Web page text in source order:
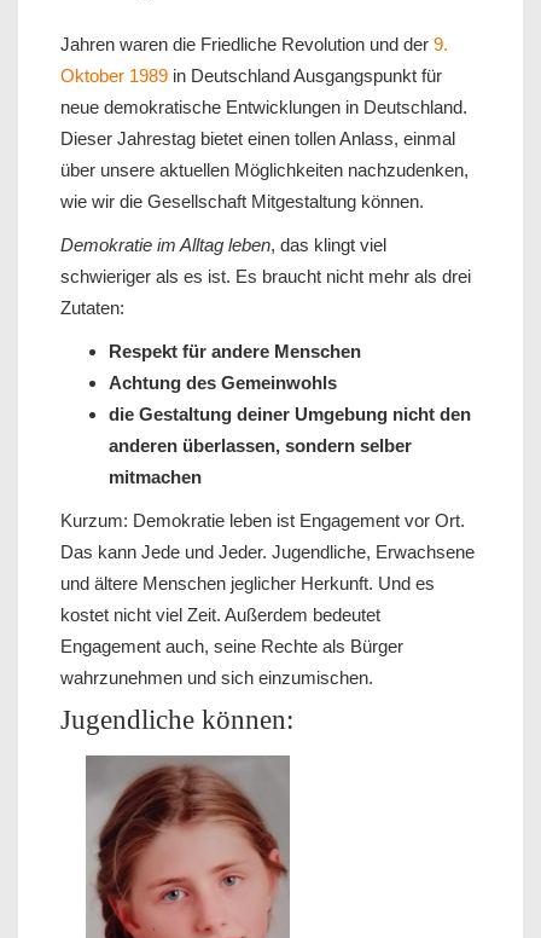
Jahren waren die Friedliche Revolution und der 9.
Oktober 1989 in Deutschland Ausgangspunkt für
neue demokratische Entwicklungen in Deutschland.
Dieser Jahrestag bietet einen tollen Anlass, einmal
über unsere aktuellen Möglichkeiten nachzudenken,
wie wir die Gesellschaft Mitgestaltung können.
Demokratie im Alltag leben, das klingt viel
schwieriger als es ist. Es braucht nicht mehr als drei
Zutaten:
Respekt für andere Menschen
Achtung des Gemeinwohls
die Gestaltung deiner Umgebung nicht den
anderen überlassen, sondern selber
mitmachen
Kurzum: Demokratie leben ist Engagement vor Ort.
Das kann Jede und Jeder. Jugendliche, Erwachsene
und ältere Menschen jeglicher Herkunft. Und es
kostet nicht viel Zeit. Außerdem bedeutet
Engagement auch, seine Rechte als Bürger
wahrzunehmen und sich einzumischen.
Jugendliche können: